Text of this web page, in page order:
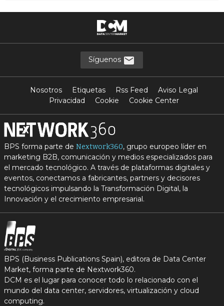
Síguenos
Nosotros Etiquetas Rss Feed
Aviso Legal
Privacidad
Cookie Cookie Center
BPS forma parte de Nextwork360, grupo europeo líder en
marketing B2B, comunicación y medios especializados para
el mercado tecnológico. A través de plataformas digitales y
eventos, conectamos a fabricantes, partners y decisores
tecnológicos impulsando la Transformación Digital, la
Innovación y el crecimiento empresarial.
BPS (Business Publications Spain), editora de Data Center
Market, forma parte de Nextwork360.
DCM es el lugar para conocer todo lo relacionado con el
mundo del data center, servidores, virtualización y cloud
computing.